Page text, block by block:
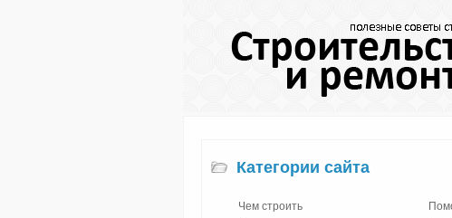
Категории сайта
Чем строить